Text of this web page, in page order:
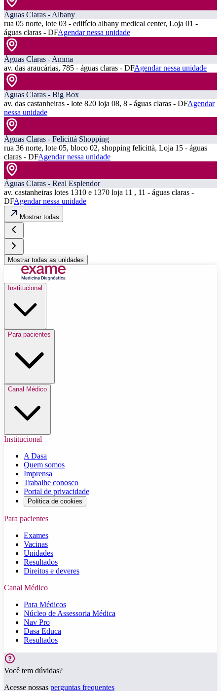
Águas Claras - Albany
rua 05 norte, lote 03 - edifício albany medical center, Loja 01 -
águas claras - DFAgendar nessa unidade
Águas Claras - Amma
av. das araucárias, 785 - águas claras - DFAgendar nessa unidade
Águas Claras - Big Box
av. das castanheiras - lote 820 loja 08, 8 - águas claras - DFAgendar
nessa unidade
Águas Claras - Felicittá Shopping
rua 36 norte, lote 05, bloco 02, shopping felicittà, Loja 15 - águas
claras - DFAgendar nessa unidade
Águas Claras - Real Esplendor
av. castanheiras lotes 1310 e 1370 loja 11 , 11 - águas claras -
DFAgendar nessa unidade
Mostrar todas
Mostrar todas as unidades
Institucional
Para pacientes
Canal Médico
Institucional
A Dasa
Quem somos
Imprensa
Trabalhe conosco
Portal de privacidade
Política de cookies
Para pacientes
Exames
Vacinas
Unidades
Resultados
Direitos e deveres
Canal Médico
Para Médicos
Núcleo de Assessoria Médica
Nav Pro
Dasa Educa
Resultados
Você tem dúvidas?
Acesse nossas perguntas frequentes